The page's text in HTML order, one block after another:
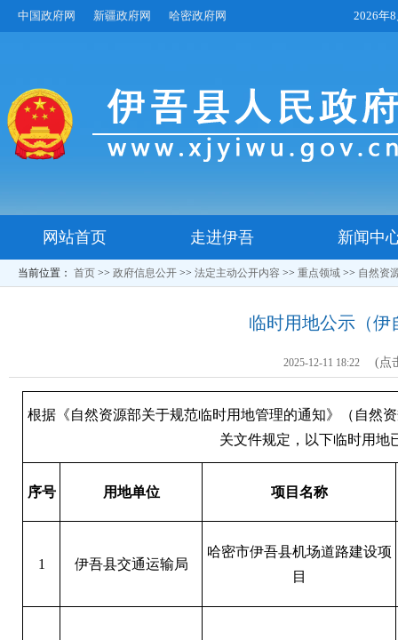
中国政府网 新疆政府网 哈密政府网 2026年
网站首页 走进伊吾 新闻中
当前位置： 首页 >> 政府信息公开 >> 法定主动公开内容 >> 重点领域 >> 自然资
临时用地公示（伊
2025-12-11 18:22 (点
根据《自然资源部关于规范临时用地管理的通知》（自然
关文件规定，以下临时用地
序号 用地单位 项目名称
1 伊吾县交通运输局
哈密市伊吾县机场道路建设项
目